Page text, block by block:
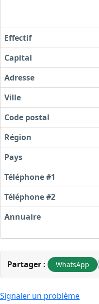
Effectif
Capital
Adresse
Ville
Code postal
Région
Pays
Téléphone #1
Téléphone #2
Annuaire
Partager : WhatsApp
Signaler un problème